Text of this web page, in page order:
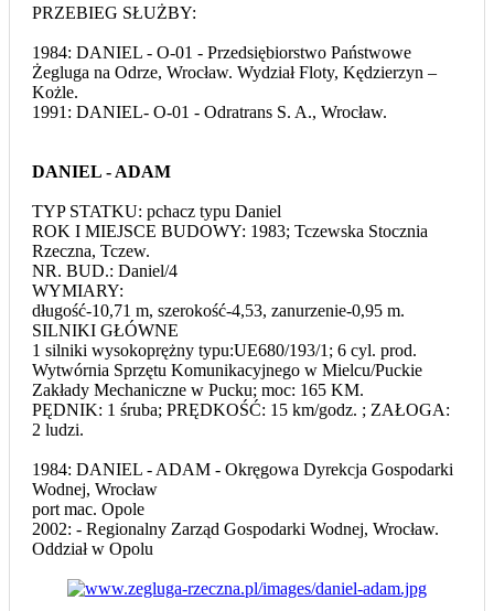
PRZEBIEG SŁUŻBY:
1984: DANIEL - O-01 - Przedsiębiorstwo Państwowe
Żegluga na Odrze, Wrocław. Wydział Floty, Kędzierzyn –
Kożle.
1991: DANIEL- O-01 - Odratrans S. A., Wrocław.
DANIEL - ADAM
TYP STATKU: pchacz typu Daniel
ROK I MIEJSCE BUDOWY: 1983; Tczewska Stocznia
Rzeczna, Tczew.
NR. BUD.: Daniel/4
WYMIARY:
długość-10,71 m, szerokość-4,53, zanurzenie-0,95 m.
SILNIKI GŁÓWNE
1 silniki wysokoprężny typu:UE680/193/1; 6 cyl. prod.
Wytwórnia Sprzętu Komunikacyjnego w Mielcu/Puckie
Zakłady Mechaniczne w Pucku; moc: 165 KM.
PĘDNIK: 1 śruba; PRĘDKOŚĆ: 15 km/godz. ; ZAŁOGA:
2 ludzi.
1984: DANIEL - ADAM - Okręgowa Dyrekcja Gospodarki
Wodnej, Wrocław
port mac. Opole
2002: - Regionalny Zarząd Gospodarki Wodnej, Wrocław.
Oddział w Opolu